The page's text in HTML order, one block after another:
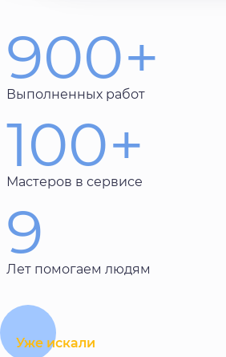
900+
Выполненных работ
100+
Мастеров в сервисе
9
Лет помогаем людям
Уже искали